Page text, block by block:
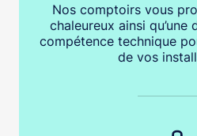
Nos comptoirs vous
chaleureux ainsi
compétence technique
de vos